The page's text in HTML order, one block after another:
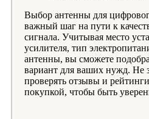
Выбор антенны для
важный шаг на пути к
сигнала. Учитывая место
усилителя, тип
антенны, вы сможете
вариант для ваших нужд. Не
проверять отзывы и
покупкой, чтобы быть